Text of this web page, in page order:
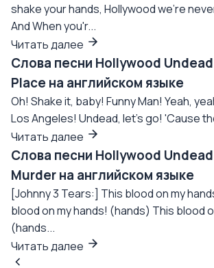
shake your hands, Hollywood we're
And When you'r...
Читать далее
Слова песни Hollywood
Place на английском языке
Oh! Shake it, baby! Funny Man! Yeah,
Los Angeles! Undead, let's go! 'Cause
Читать далее
Слова песни Hollywood
Murder на английском языке
[Johnny 3 Tears:] This blood on my
blood on my hands! (hands) This blood
(hands...
Читать далее